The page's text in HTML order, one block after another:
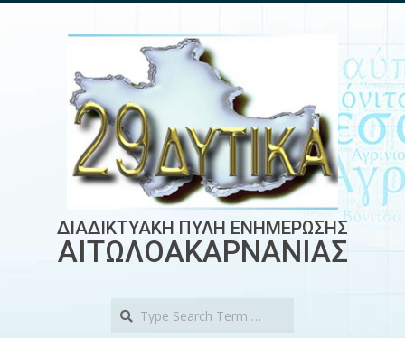
ΔΙΑΔΙΚΤΥΑΚΗ ΠΥΛΗ ΕΝΗΜΕΡΩΣΗΣ
ΑΙΤΩΛΟΑΚΑΡΝΑΝΙΑΣ